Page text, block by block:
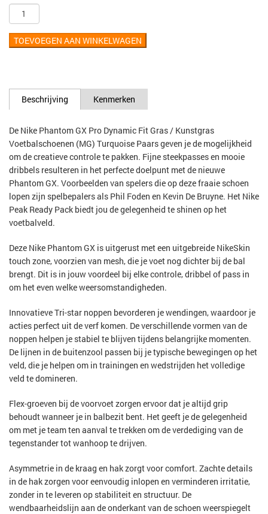
TOEVOEGEN AAN WINKELWAGEN
Beschrijving Kenmerken
De Nike Phantom GX Pro Dynamic Fit Gras / Kunstgras
Voetbalschoenen (MG) Turquoise Paars geven je de mogelijkheid
om de creatieve controle te pakken. Fijne steekpasses en mooie
dribbels resulteren in het perfecte doelpunt met de nieuwe
Phantom GX. Voorbeelden van spelers die op deze fraaie schoen
lopen zijn spelbepalers als Phil Foden en Kevin De Bruyne. Het Nike
Peak Ready Pack biedt jou de gelegenheid te shinen op het
voetbalveld.
Deze Nike Phantom GX is uitgerust met een uitgebreide NikeSkin
touch zone, voorzien van mesh, die je voet nog dichter bij de bal
brengt. Dit is in jouw voordeel bij elke controle, dribbel of pass in
om het even welke weersomstandigheden.
Innovatieve Tri-star noppen bevorderen je wendingen, waardoor je
acties perfect uit de verf komen. De verschillende vormen van de
noppen helpen je stabiel te blijven tijdens belangrijke momenten.
De lijnen in de buitenzool passen bij je typische bewegingen op het
veld, die je helpen om in trainingen en wedstrijden het volledige
veld te domineren.
Flex-groeven bij de voorvoet zorgen ervoor dat je altijd grip
behoudt wanneer je in balbezit bent. Het geeft je de gelegenheid
om met je team ten aanval te trekken om de verdediging van de
tegenstander tot wanhoop te drijven.
Asymmetrie in de kraag en hak zorgt voor comfort. Zachte details
in de hak zorgen voor eenvoudig inlopen en verminderen irritatie,
zonder in te leveren op stabiliteit en structuur. De
wendbaarheidslijn aan de onderkant van de schoen weerspiegelt